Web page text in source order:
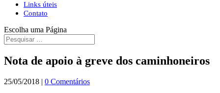
Links úteis
Contato
Escolha uma Página
Nota de apoio à greve dos caminhoneiros
25/05/2018 | 0 Comentários